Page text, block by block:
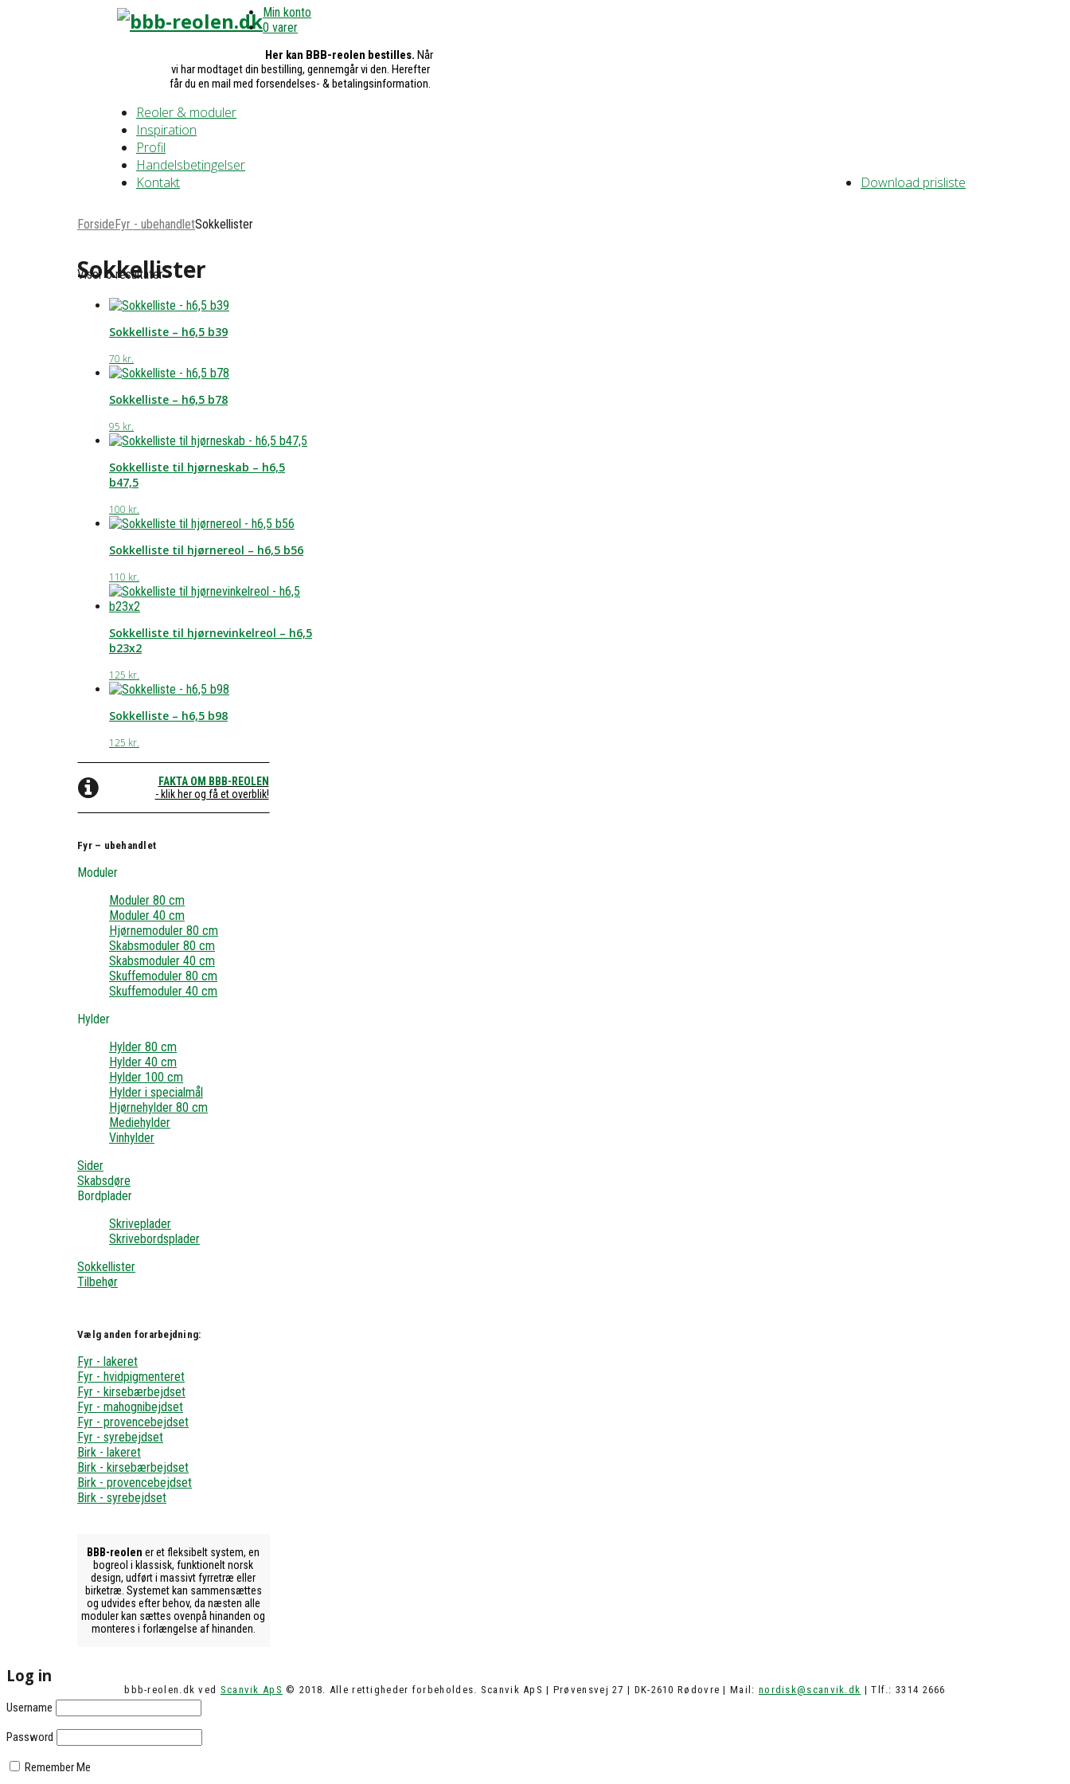
Min konto
0 varer
Her kan BBB-reolen bestilles. Når
vi har modtaget din bestilling, gennemgår vi den. Herefter
får du en mail med forsendelses- & betalingsinformation.
Reoler & moduler
Inspiration
Profil
Handelsbetingelser
Download prisliste
Kontakt
ForsideFyr - ubehandletSokkellister
Sokkellister
Viser 6 resultater
Sokkelliste – h6,5 b39
70 kr.
Sokkelliste – h6,5 b78
95 kr.
Sokkelliste til hjørneskab – h6,5
b47,5
100 kr.
Sokkelliste til hjørnereol – h6,5 b56
110 kr.
Sokkelliste til hjørnevinkelreol – h6,5
b23x2
125 kr.
Sokkelliste – h6,5 b98
125 kr.
FAKTA OM BBB-REOLEN
- klik her og få et overblik!
Fyr – ubehandlet
Moduler
Moduler 80 cm
Moduler 40 cm
Hjørnemoduler 80 cm
Skabsmoduler 80 cm
Skabsmoduler 40 cm
Skuffemoduler 80 cm
Skuffemoduler 40 cm
Hylder
Hylder 80 cm
Hylder 40 cm
Hylder 100 cm
Hylder i specialmål
Hjørnehylder 80 cm
Mediehylder
Vinhylder
Sider
Skabsdøre
Bordplader
Skriveplader
Skrivebordsplader
Sokkellister
Tilbehør
Vælg anden forarbejdning:
Fyr - lakeret
Fyr - hvidpigmenteret
Fyr - kirsebærbejdset
Fyr - mahognibejdset
Fyr - provencebejdset
Fyr - syrebejdset
Birk - lakeret
Birk - kirsebærbejdset
Birk - provencebejdset
Birk - syrebejdset
BBB-reolen er et fleksibelt system, en
bogreol i klassisk, funktionelt norsk
design, udført i massivt fyrretræ eller
birketræ. Systemet kan sammensættes
og udvides efter behov, da næsten alle
moduler kan sættes ovenpå hinanden og
monteres i forlængelse af hinanden.
bbb-reolen.dk ved Scanvik ApS © 2018. Alle rettigheder forbeholdes. Scanvik ApS | Prøvensvej 27 | DK-2610 Rødovre | Mail: nordisk@scanvik.dk | Tlf.: 3314 2666
Log in
Username
Password
Remember Me